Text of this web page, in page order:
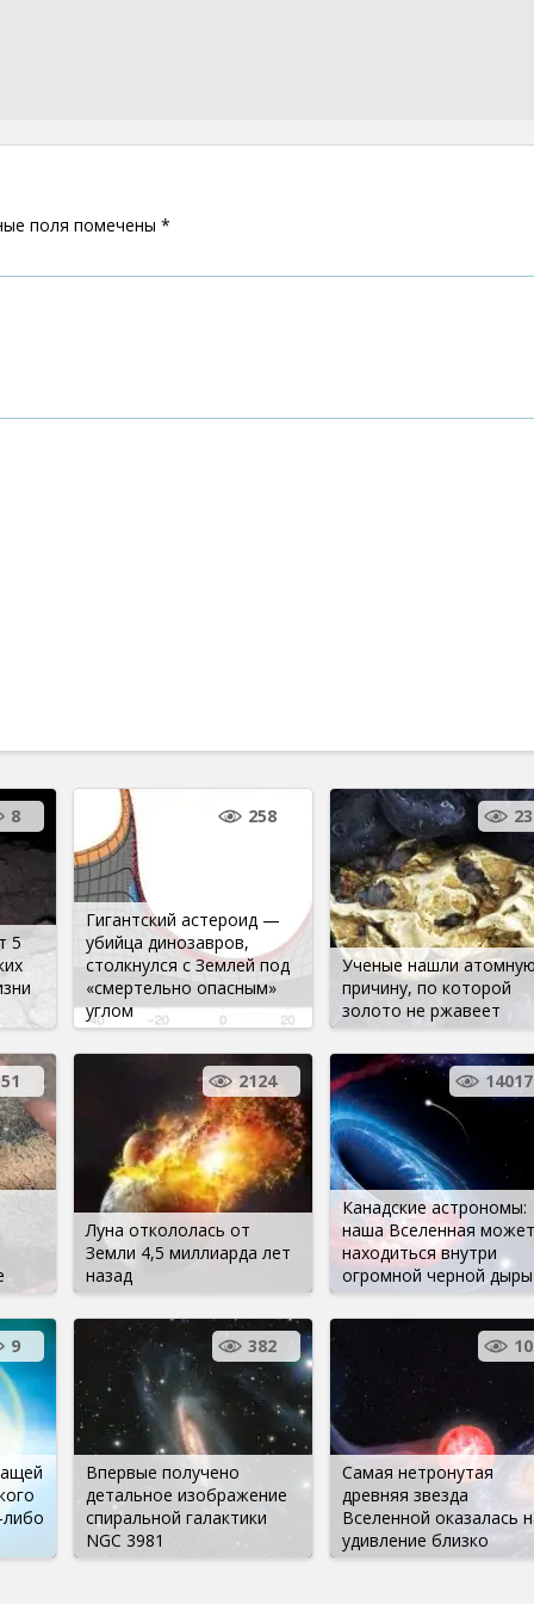
поля помечены *
5
8
Гигантский астероид —
убийца динозавров,
столкнулся с Землей под
«смертельно опасным»
углом
258
Ученые нашли
причину, по которой
золото не ржавеет
23
Луна откололась от
Земли 4,5 миллиарда лет
назад
2124
Канадские астрономы:
наша Вселенная может
находиться внутри
огромной черной дыры
14017
9
Впервые получено
детальное изображение
спиральной галактики
NGC 3981
382
Самая нетронутая
древняя звезда
Вселенной оказалась
удивление близко
10